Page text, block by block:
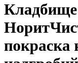
Кладбище
Норит
покраска